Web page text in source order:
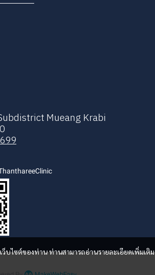
บไซต์ของท่าน ท่านสามารถอ่านรายละเอียดเพิ่มเติม
Mueang Krabi